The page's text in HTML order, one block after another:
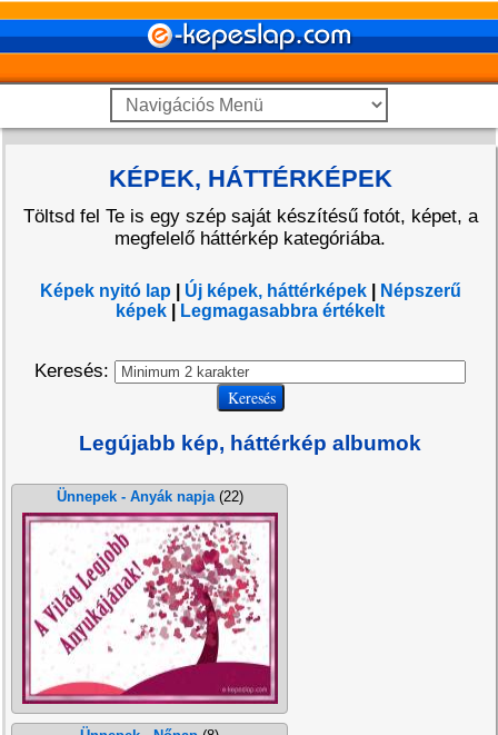
KÉPEK, HÁTTÉRKÉPEK
Töltsd fel Te is egy szép saját készítésű fotót, képet, a
megfelelő háttérkép kategóriába.
Képek nyitó lap| Új képek, háttérképek|
Népszerű
képek
Legmagasabbra értékelt
Keresés:
Legújabb kép, háttérkép albumok
Ünnepek - Anyák napja(22)